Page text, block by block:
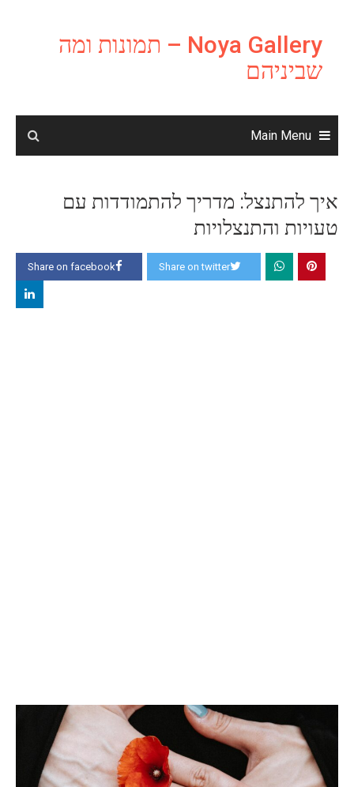
content
Noya Gallery – תמונות ומה
שביניהם
Main Menu
איך להתנצל: מדריך להתמודדות עם
טעויות והתנצלויות
Share on facebook Share on twitter